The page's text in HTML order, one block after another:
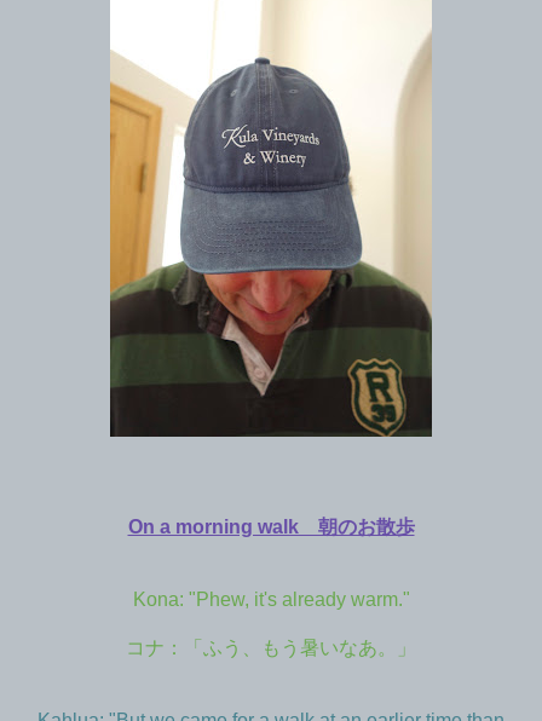
On a morning walk 朝のお散歩
Kona: "Phew, it's already warm."
コナ：「ふう、もう暑いなあ。」